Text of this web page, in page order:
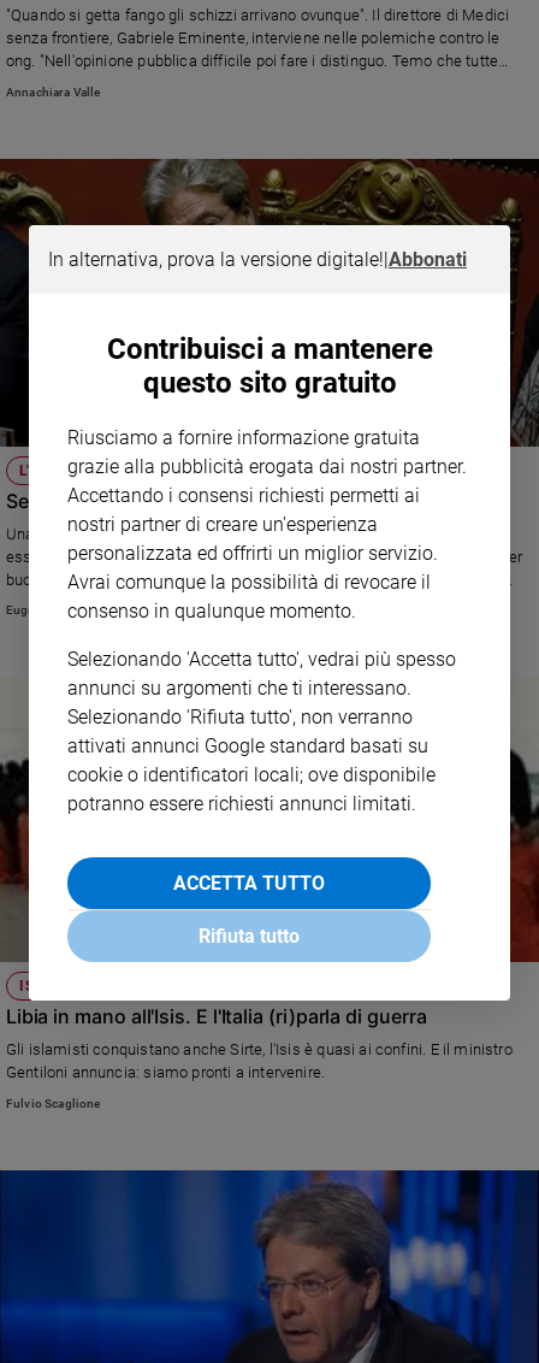
Cultura
e
spettacoli
Sanremo
e
streaming
Libri
Genitori
e
figli
Nonni
Coppia
e
Bioetica
Vai
Riflessioni
Foto
Video
Podcast
Policy
"Quando si getta fango gli schizzi arrivano ovunque". Il direttore di Medici
senza frontiere, Gabriele Eminente, interviene nelle polemiche contro le
ong. "Nell'opinione pubblica difficile poi fare i distinguo. Temo che tutte
queste accuse servano solo a posizionarsi per avere voti in più alle
Annachiara Valle
L'INFORMAZIONE ONLINE
Se la bufala su Gentiloni fa più clic dei grandi giornali
Una frase mai pronunciata dal neopremier sui sacrifici a cui dovrebbero
essere costretti dagli italiani, lanciata da un sito di satira, è stata presa per
buona da migliaia di internauti che l'hanno commentata come se fosse
vera. L'ennesimo cortocircuito dovuto alla scarsa considerazione di cui
Eugenio Arcidiacono
ISIS IN LIBIA
Libia in mano all'Isis. E l'Italia (ri)parla di guerra
Gli islamisti conquistano anche Sirte, l'Isis è quasi ai confini. E il ministro
Gentiloni annuncia: siamo pronti a intervenire.
Fulvio Scaglione
In alternativa, prova la versione digitale!|Abbonati
Contribuisci a mantenere
questo sito gratuito
Riusciamo a fornire informazione gratuita
grazie alla pubblicità erogata dai nostri partner.
Accettando i consensi richiesti permetti ai
nostri partner di creare un'esperienza
personalizzata ed offrirti un miglior servizio.
Avrai comunque la possibilità di revocare il
consenso in qualunque momento.
Selezionando 'Accetta tutto', vedrai più spesso
annunci su argomenti che ti interessano.
Selezionando 'Rifiuta tutto', non verranno
attivati annunci Google standard basati su
cookie o identificatori locali; ove disponibile
potranno essere richiesti annunci limitati.
ACCETTA TUTTO
Rifiuta tutto